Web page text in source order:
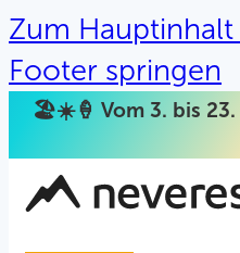
Zum
Footer springen
🏖️☀️🍦 Vom 3. bis 23.